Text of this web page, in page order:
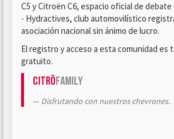
C5 y Citroën C6, espacio oficial de debate
- Hydractives, club automovilístico
asociación nacional sin ánimo de lucro.
El registro y acceso a esta comunidad es
gratuito.
CitröFamily
Disfrutando con nuestros chevrones.